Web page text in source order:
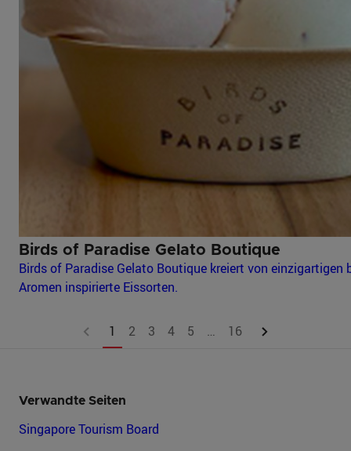
Birds of Paradise Gelato Boutique
Birds of Paradise Gelato Boutique kreiert von einzigartigen
Aromen inspirierte Eissorten.
1 2 3 4 5 … 16
Verwandte Seiten
Singapore Tourism Board